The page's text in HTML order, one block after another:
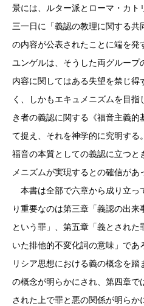
景には、ルター派とローマ・カト
三一日に「義認の教理に関する
の内容が公表されたことに端を発
ユンゲルは、そうした両グルー
内容に関してはある失望を禁じ
く、しかもエキュメニズムを目
き者の義認に関する《福音主義的
て捉え、それを神学的に究明する
福音の本質としての義認に立つと
メニズムが実現するとの確信があ
本書は全部で六章から成り立っ
り重要なのは第三章「義認の出
という罪」、第五章「義とされ
いた排他的不変化詞の意味」で
リシア思想における義の概念を
の概念が明らかにされ、第四章で
された上で罪と悪の関係が明ら